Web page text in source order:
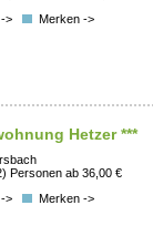
->
Merken ->
Hetzer ***
Personen ab 36,00 €
->
Merken ->